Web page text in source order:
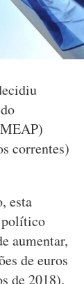
correntes)
esta
político
aumentar,
de euros
de 2018).